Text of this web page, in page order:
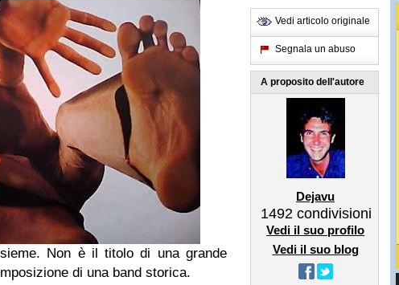
Non è il titolo di una grande
di una band storica.
Vedi articolo originale
Segnala un abuso
A proposito dell'autore
Dejavu
1492 condivisioni
Vedi il suo profilo
Vedi il suo blog